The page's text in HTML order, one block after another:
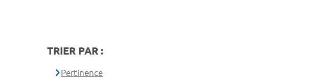
TRIER PAR :
Pertinence